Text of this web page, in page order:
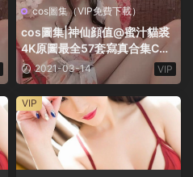
cos圖集（VIP免費下載）
cos圖集|神仙顔值@蜜汁貓裘
4K原圖最全57套寫真合集COS
作品美到窒息 15G
2021-03-14 VIP
VIP